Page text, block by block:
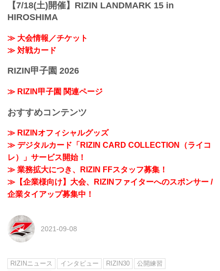
【7/18(土)開催】RIZIN LANDMARK 15 in
HIROSHIMA
≫ 大会情報／チケット
≫ 対戦カード
RIZIN甲子園 2026
≫ RIZIN甲子園 関連ページ
おすすめコンテンツ
≫ RIZINオフィシャルグッズ
≫ デジタルカード「RIZIN CARD COLLECTION（ライコ
レ）」サービス開始！
≫ 業務拡大につき、RIZIN FFスタッフ募集！
≫【企業様向け】大会、RIZINファイターへのスポンサー /
企業タイアップ募集中！
2021-09-08
RIZINニュース インタビュー RIZIN30
公開練習